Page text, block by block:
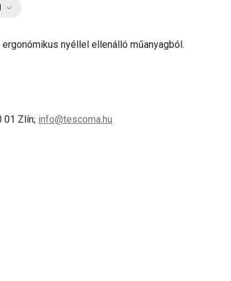
nyéllel ellenálló műanyagból.
01 Zlín; info@tescoma.hu